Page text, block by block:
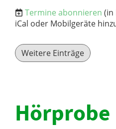
Termine abonnieren (in
iCal oder Mobilgeräte
Weitere Einträge
Hörprobe